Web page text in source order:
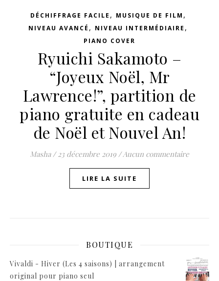
DÉCHIFFRAGE FACILE , MUSIQUE DE FILM ,
NIVEAU AVANCÉ , NIVEAU INTERMÉDIAIRE ,
PIANO COVER
Ryuichi Sakamoto –
“Joyeux Noël, Mr
Lawrence!”, partition de
piano gratuite en cadeau
de Noël et Nouvel An!
Masha / 23 décembre 2019 /Aucun commentaire
LIRE LA SUITE
BOUTIQUE
Vivaldi - Hiver (Les 4 saisons) | arrangement
original pour piano seul